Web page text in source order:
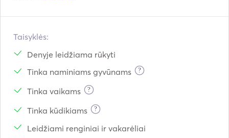
Taisyklės:
Denyje leidžiama rūkyti
Tinka naminiams gyvūnams
?
Tinka vaikams ?
Tinka kūdikiams ?
Leidžiami renginiai ir vakarėliai